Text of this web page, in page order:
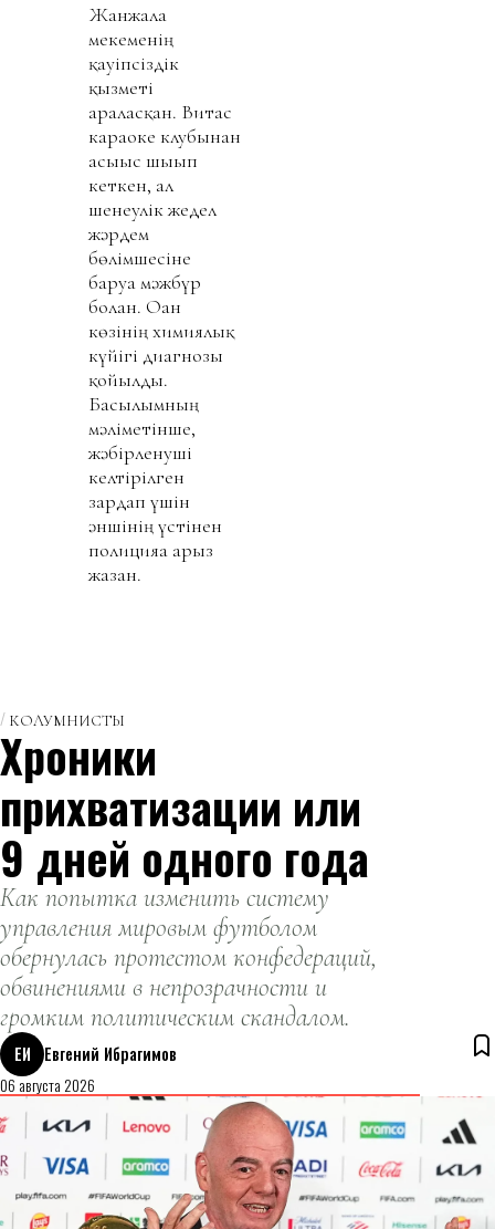
Жанжалға
мекеменің
қауіпсіздік
қызметі
араласқан. Витас
караоке клубынан
асығыс шығып
кеткен, ал
шенеулік жедел
жәрдем
бөлімшесіне
баруға мәжбүр
болған. Оған
көзінің химиялық
күйігі диагнозы
қойылды.
Басылымның
мәліметінше,
жәбірленуші
келтірілген
зардап үшін
әншінің үстінен
полицияға арыз
жазған.
КОЛУМНИСТЫ
Хроники
прихватизации или
9 дней одного года
Как попытка изменить систему
управления мировым футболом
обернулась протестом конфедераций,
обвинениями в непрозрачности и
громким политическим скандалом.
ЕИ
Евгений Ибрагимов
06 августа 2026